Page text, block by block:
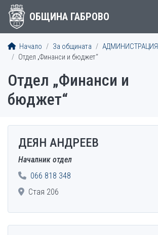
ОБЩИНА ГАБРОВО
Начало За общината
АДМИНИСТРАЦИЯ
Отдел „Финанси и бюджет“
Отдел „Финанси и
бюджет“
EMPLOYEES
ДЕЯН АНДРЕЕВ
Началник отдел
066 818 348
Стая 206